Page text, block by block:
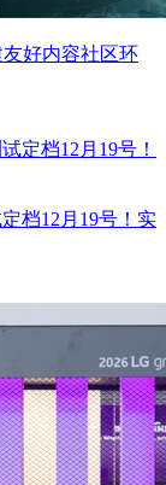
好内容社区环
档12月19号！实